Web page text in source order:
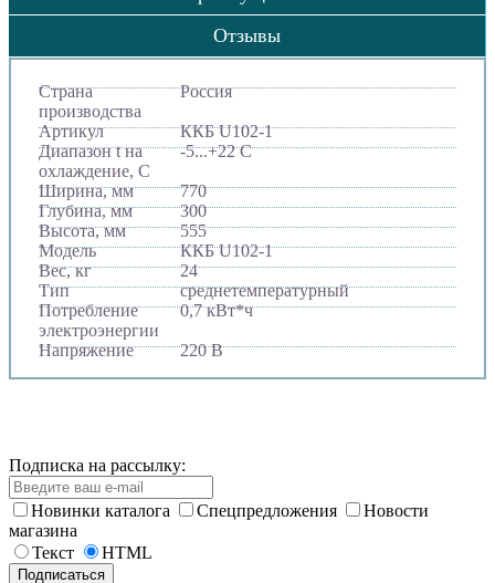
Отзывы
Страна
производства
Россия
Артикул
ККБ U102-1
Диапазон t на
охлаждение, С
-5...+22 C
Ширина, мм
770
Глубина, мм
300
Высота, мм
555
Модель
ККБ U102-1
Вес, кг
24
Тип
среднетемпературный
Потребление
электроэнергии
0,7 кВт*ч
Напряжение 220 В
Подписка на рассылку:
Новинки каталога Спецпредложения
Новости
магазина
Текст
HTML